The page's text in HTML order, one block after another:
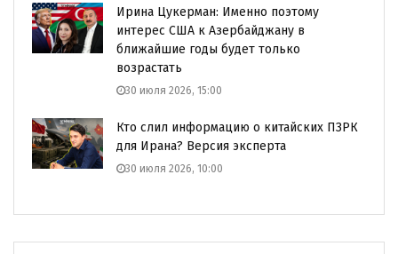
Ирина Цукерман: Именно поэтому
интерес США к Азербайджану в
ближайшие годы будет только
возрастать
30 июля 2026, 15:00
Кто слил информацию о китайских ПЗРК
для Ирана? Версия эксперта
30 июля 2026, 10:00